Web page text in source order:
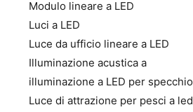
Modulo lineare a LED
Luci a LED
Luce da ufficio lineare a LED
Illuminazione acustica a
illuminazione a LED per specchio
Luce di attrazione per pesci a led